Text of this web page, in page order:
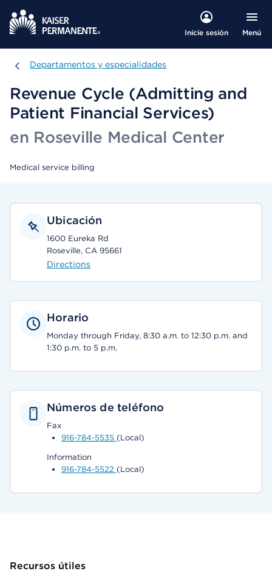
Inicie sesión Menú
Departamentos y especialidades
Departamentos y especialidades
Revenue Cycle (Admitting and
Patient Financial Services)
en Roseville Medical Center
Medical service billing
Ubicación
1600 Eureka Rd
Roseville, CA 95661
Directions
Horario
Monday through Friday, 8:30 a.m. to 12:30 p.m. and
1:30 p.m. to 5 p.m.
Números de teléfono
Fax
916-784-5535 (Local)
Information
916-784-5522 (Local)
Recursos útiles